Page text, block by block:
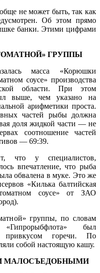
не может быть, так как
Об этом прямо
банки. Этими цифрами
ГРУППЫ
масса «Корюшки
соусе» производства
области. При этом
выше, чем указано на
арифметики проста.
частей рыбы должна
доля жидкой части — не
соотношение частей
— 69:39.
что у специалистов,
впечатление, что рыба
обвалена в муке. Это же
«Килька балтийская
соусе» от ЗАО
группы, по словам
«Гипрорыбфлота» был
привкусом горечи. По
собой настоящую кашу.
МАЛОСЪЕДОБНЫМИ